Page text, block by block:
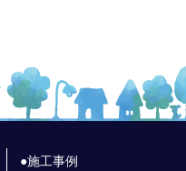
施工事例